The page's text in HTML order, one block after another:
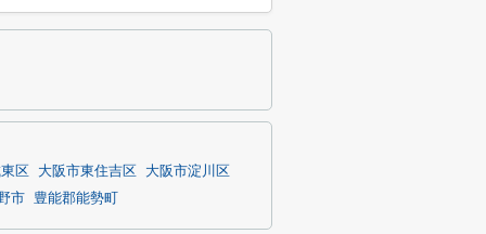
区 大阪市東住吉区
大阪市淀川区
市
豊能郡能勢町